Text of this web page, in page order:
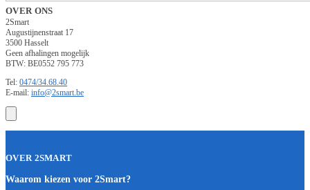
OVER ONS
2Smart
Augustijnenstraat 17
3500 Hasselt
Geen afhalingen mogelijk
BTW: BE0552 795 773
Tel: 0474/34.68.40
E-mail: info@2smart.be
OVER 2SMART
Waarom kiezen voor 2Smart?